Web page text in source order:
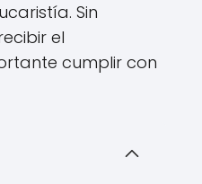
Sin
el
cumplir con